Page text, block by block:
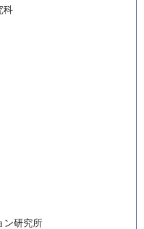
科
ン研究所